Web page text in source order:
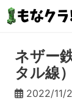
ネザー
タル線）
2022/11/